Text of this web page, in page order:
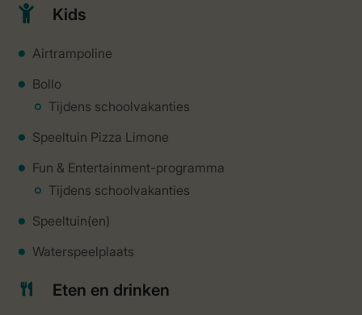
Kids
Airtrampoline
Bollo
Tijdens schoolvakanties
Speeltuin Pizza Limone
Fun & Entertainment-programma
Tijdens schoolvakanties
Speeltuin(en)
Waterspeelplaats
Eten en drinken